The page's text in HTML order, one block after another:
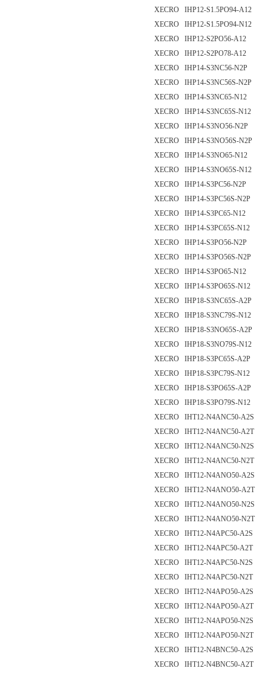
XECRO IHP12-S1.5PO94-A12
XECRO IHP12-S1.5PO94-N12
XECRO IHP12-S2PO56-A12
XECRO IHP12-S2PO78-A12
XECRO IHP14-S3NC56-N2P
XECRO IHP14-S3NC56S-N2P
XECRO IHP14-S3NC65-N12
XECRO IHP14-S3NC65S-N12
XECRO IHP14-S3NO56-N2P
XECRO IHP14-S3NO56S-N2P
XECRO IHP14-S3NO65-N12
XECRO IHP14-S3NO65S-N12
XECRO IHP14-S3PC56-N2P
XECRO IHP14-S3PC56S-N2P
XECRO IHP14-S3PC65-N12
XECRO IHP14-S3PC65S-N12
XECRO IHP14-S3PO56-N2P
XECRO IHP14-S3PO56S-N2P
XECRO IHP14-S3PO65-N12
XECRO IHP14-S3PO65S-N12
XECRO IHP18-S3NC65S-A2P
XECRO IHP18-S3NC79S-N12
XECRO IHP18-S3NO65S-A2P
XECRO IHP18-S3NO79S-N12
XECRO IHP18-S3PC65S-A2P
XECRO IHP18-S3PC79S-N12
XECRO IHP18-S3PO65S-A2P
XECRO IHP18-S3PO79S-N12
XECRO IHT12-N4ANC50-A2S
XECRO IHT12-N4ANC50-A2T
XECRO IHT12-N4ANC50-N2S
XECRO IHT12-N4ANC50-N2T
XECRO IHT12-N4ANO50-A2S
XECRO IHT12-N4ANO50-A2T
XECRO IHT12-N4ANO50-N2S
XECRO IHT12-N4ANO50-N2T
XECRO IHT12-N4APC50-A2S
XECRO IHT12-N4APC50-A2T
XECRO IHT12-N4APC50-N2S
XECRO IHT12-N4APC50-N2T
XECRO IHT12-N4APO50-A2S
XECRO IHT12-N4APO50-A2T
XECRO IHT12-N4APO50-N2S
XECRO IHT12-N4APO50-N2T
XECRO IHT12-N4BNC50-A2S
XECRO IHT12-N4BNC50-A2T